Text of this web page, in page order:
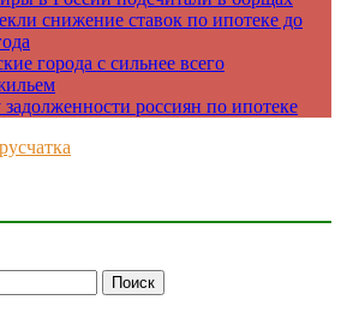
снижение ставок по ипотеке до
города с сильнее всего
россиян по ипотеке